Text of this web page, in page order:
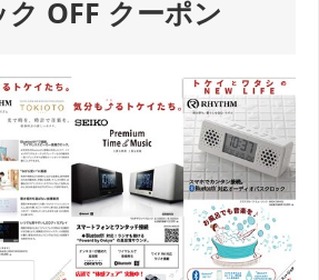
ク OFF クーポン